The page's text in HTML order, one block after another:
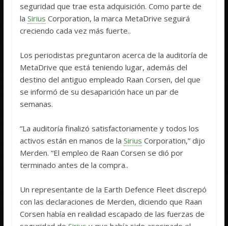
seguridad que trae esta adquisición. Como parte de
laSirius Corporation, la marca MetaDrive seguirá
creciendo cada vez más fuerte..
Los periodistas preguntaron acerca de la auditoría de
MetaDrive que está teniendo lugar, además del
destino del antiguo empleado Raan Corsen, del que
se informó de su desaparición hace un par de
semanas.
“La auditoría finalizó satisfactoriamente y todos los
activos están en manos de laSirius Corporation,” dijo
Merden. “El empleo de Raan Corsen se dió por
terminado antes de la compra..
Un representante de la Earth Defence Fleet discrepó
con las declaraciones de Merden, diciendo que Raan
Corsen había en realidad escapado de las fuerzas de